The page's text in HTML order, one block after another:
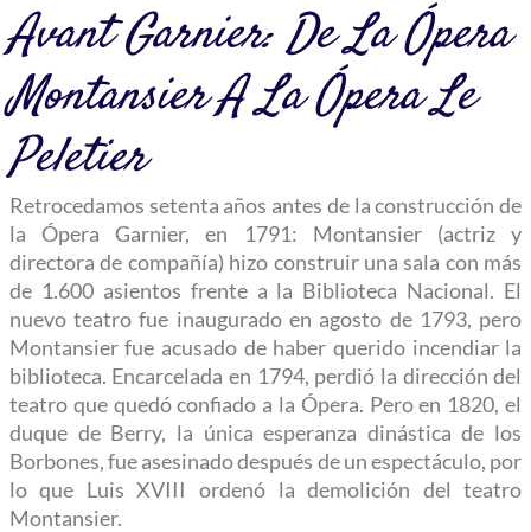
Avant Garnier: De La Ópera
Montansier A La Ópera Le
Peletier
Retrocedamos setenta años antes de la construcción de
la Ópera Garnier, en 1791: Montansier (actriz y
directora de compañía) hizo construir una sala con más
de 1.600 asientos frente a la Biblioteca Nacional. El
nuevo teatro fue inaugurado en agosto de 1793, pero
Montansier fue acusado de haber querido incendiar la
biblioteca. Encarcelada en 1794, perdió la dirección del
teatro que quedó confiado a la Ópera. Pero en 1820, el
duque de Berry, la única esperanza dinástica de los
Borbones, fue asesinado después de un espectáculo, por
lo que Luis XVIII ordenó la demolición del teatro
Montansier.